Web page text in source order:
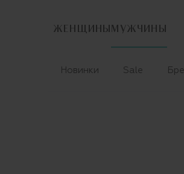
ЖЕНЩИНЫ МУЖЧИНЫ
Новинки Sale